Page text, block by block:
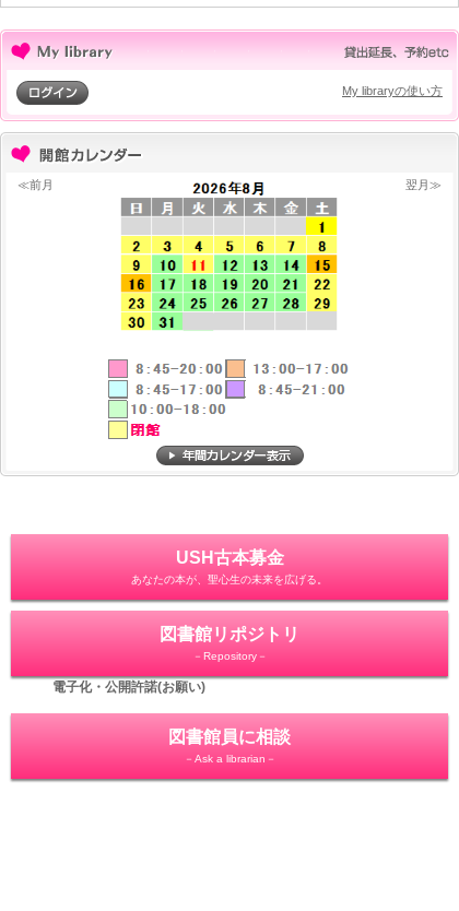
My libraryの使い方
≪前月 翌月≫
USH古本募金
あなたの本が、聖心生の未来を広げる。
図書館リポジトリ
－Repository－
電子化・公開許諾(お願い)
図書館員に相談
－Ask a librarian－